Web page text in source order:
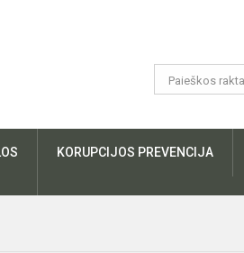
KORUPCIJOS PREVENCIJA